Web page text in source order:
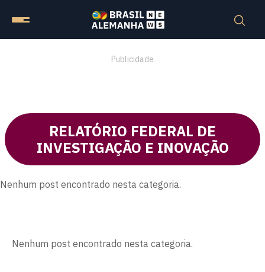
Publicidade
RELATÓRIO FEDERAL DE
INVESTIGAÇÃO E INOVAÇÃO
Nenhum post encontrado nesta categoria.
Nenhum post encontrado nesta categoria.